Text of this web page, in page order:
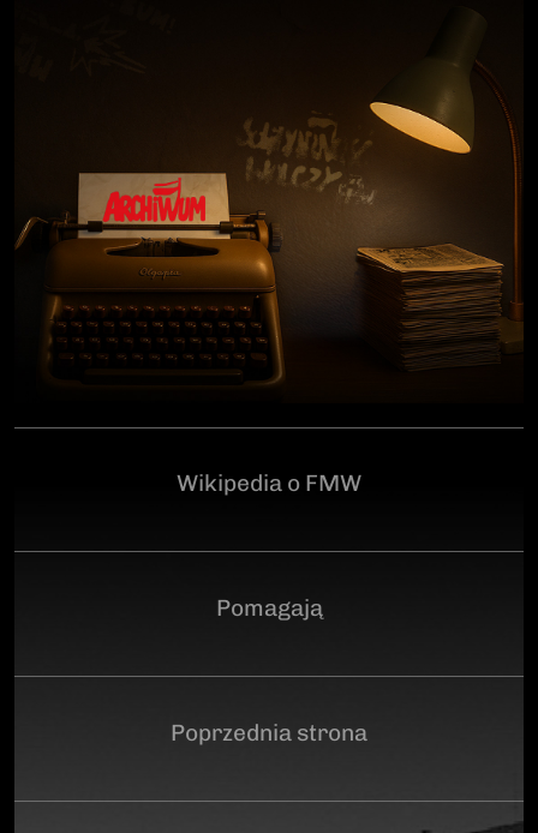
przeciwko niemieckiemu i sowieckiemu okupantowi, a
po zakończeniu wojny pozostał wierny ideałom
wolności. Poległ 28 czerwca 1946 r., a miejsce
ukrycia jego szczątków przez komunistyczny aparat
represji pozostaje do dziś nieznane.Program
uroczystości:11.00 – Msza Święta w Kościele św.
Brygidy w Gdańsku12.30 – poświęcenie
symbolicznego nagrobka na Cmentarzu
Garnizonowym w GdańskuSerdecznie zapraszamy
Wikipedia o FMW
Pomagają
Poprzednia strona